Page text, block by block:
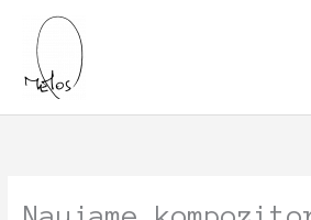
content